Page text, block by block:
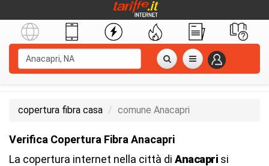
copertura fibra casa comune Anacapri
Verifica Copertura Fibra Anacapri
La copertura internet nella città di Anacapri si